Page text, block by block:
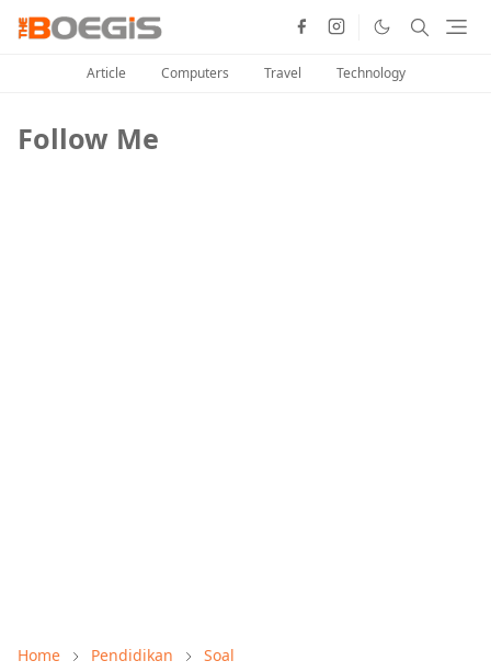
Article Computers Travel Technology
Follow Me
Home Pendidikan Soal